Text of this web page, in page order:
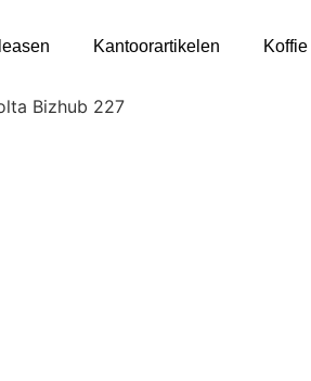
Kantoorartikelen Koffie
Bizhub 227